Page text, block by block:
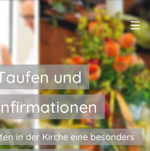
und
in der Kirche eine besonders